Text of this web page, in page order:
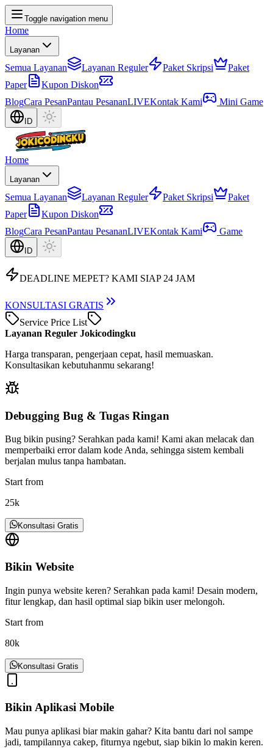
Toggle navigation menu
Home
Layanan
Semua Layanan Layanan Reguler Paket Skripsi
Paket
Paper
Kupon Diskon
BlogCara PesanPantau PesananLIVEKontak Kami Mini Game
ID
Home
Layanan
Semua Layanan Layanan Reguler Paket Skripsi
Paket
Paper
Kupon Diskon
BlogCara PesanPantau PesananLIVEKontak Kami Game
ID
DEADLINE MEPET? KAMI SIAP 24 JAM
KONSULTASI GRATIS
Service Price List
Layanan Reguler Jokicodingku
Harga transparan, pengerjaan cepat, hasil memuaskan.
Konsultasikan kebutuhanmu sekarang!
Debugging Bug & Tugas Ringan
Bug bikin pusing? Serahkan pada kami! Kami akan melacak dan
memperbaiki error dalam kode Anda, sehingga sistem kembali
berjalan mulus tanpa hambatan.
Start from
25k
Konsultasi Gratis
Bikin Website
Ingin punya website keren? Serahkan pada kami! Desain modern,
fitur lengkap, dan hasil optimal siap bikin user melongoh.
Start from
80k
Konsultasi Gratis
Bikin Aplikasi Mobile
Mau punya aplikasi biar makin gahar? Kita bantu dari nol sampe
jadi, tampilannya cakep, fiturnya ngebut, siap bikin lo makin keren.